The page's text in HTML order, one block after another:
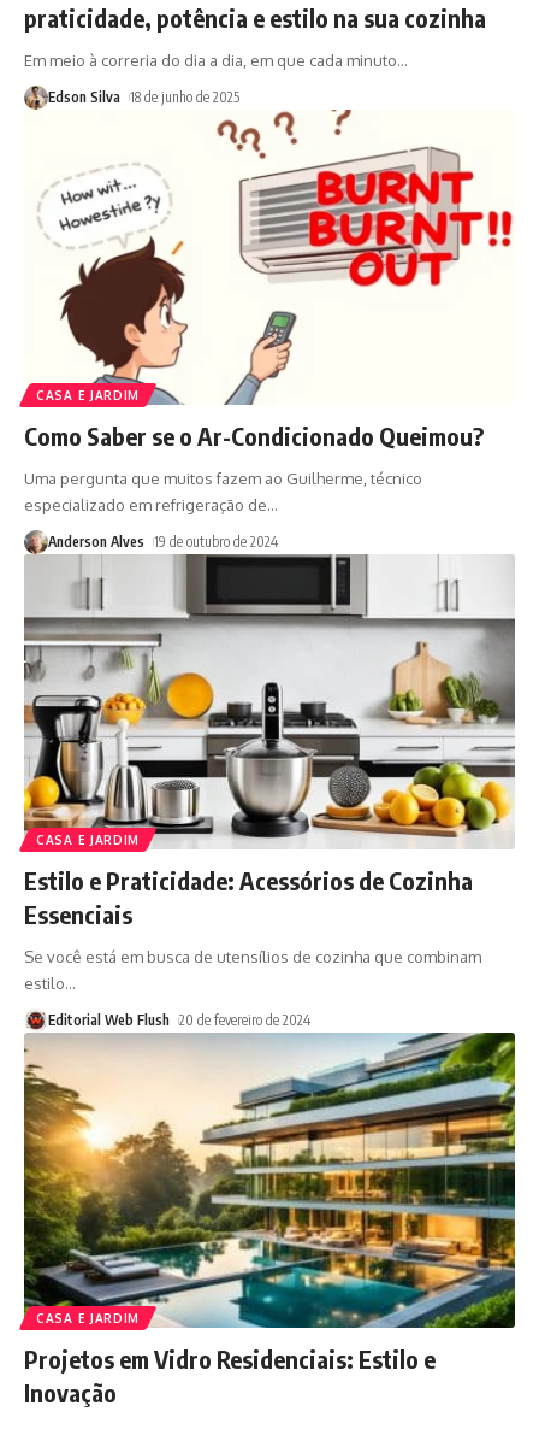
praticidade, potência e estilo na sua cozinha
Em meio à correria do dia a dia, em que cada minuto…
Edson Silva 18 de junho de 2025
CASA E JARDIM
Como Saber se o Ar-Condicionado Queimou?
Uma pergunta que muitos fazem ao Guilherme, técnico
especializado em refrigeração de…
Anderson Alves 19 de outubro de 2024
CASA E JARDIM
Estilo e Praticidade: Acessórios de Cozinha
Essenciais
Se você está em busca de utensílios de cozinha que combinam
estilo…
Editorial Web Flush 20 de fevereiro de 2024
CASA E JARDIM
Projetos em Vidro Residenciais: Estilo e
Inovação